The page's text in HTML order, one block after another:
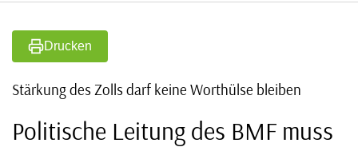
Drucken
Stärkung des Zolls darf keine Worthülse bleiben
Politische Leitung des BMF muss